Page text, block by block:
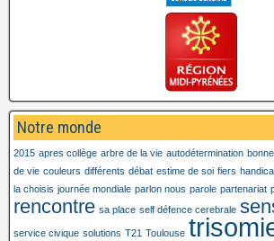
Notre monde
2015 apres collège arbre de la vie autodétermination
de vie couleurs différents débat estime de soi fiers
la choisis journée mondiale parlon nous parole partenariat
rencontre sa place self défence cerebrale
service civique solutions T21 Toulouse